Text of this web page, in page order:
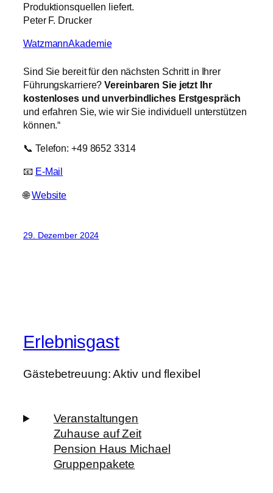
Produktionsquellen liefert.
Peter F. Drucker
WatzmannAkademie
Sind Sie bereit für den nächsten Schritt in Ihrer
Führungskarriere?Vereinbaren Sie jetzt Ihr
kostenloses und unverbindliches Erstgespräch
und erfahren Sie, wie wir Sie individuell unterstützen
können.“
📞 Telefon: +49 8652 3314
📧 E-Mail
🌐Website
29. Dezember 2024
Erlebnisgast
Gästebetreuung: Aktiv und flexibel
Veranstaltungen
Zuhause auf Zeit
Pension Haus Michael
Gruppenpakete